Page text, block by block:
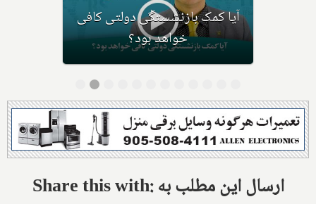
آیا کمک بازنشستگی دولتی کافی
خواهد بود؟
Share this with: ارسال این مطلب به